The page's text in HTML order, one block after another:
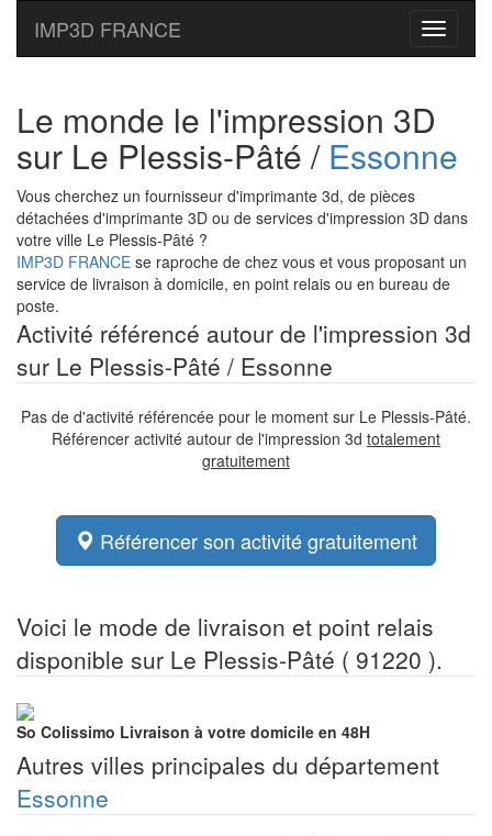
Toggle
IMP3D FRANCE
Le monde le l'impression 3D
sur Le Plessis-Pâté / Essonne
Vous cherchez un fournisseur d'imprimante 3d, de pièces
détachées d'imprimante 3D ou de services d'impression 3D dans
votre ville Le Plessis-Pâté ?
IMP3D FRANCE se raproche de chez vous et vous proposant un
service de livraison à domicile, en point relais ou en bureau de
poste.
Activité référencé autour de l'impression 3d
sur Le Plessis-Pâté / Essonne
Pas de d'activité référencée pour le moment sur Le Plessis-Pâté.
Référencer activité autour de l'impression 3d totalement
gratuitement
Référencer son activité gratuitement
Voici le mode de livraison et point relais
disponible sur Le Plessis-Pâté ( 91220 ).
So Colissimo Livraison à votre domicile en 48H
Autres villes principales du département
Essonne